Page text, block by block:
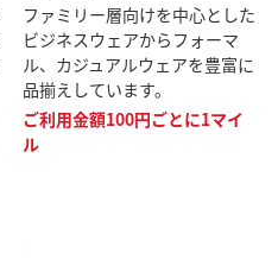
ファミリー層向けを中心とした
ビジネスウェアからフォーマ
ル、カジュアルウェアを豊富に
品揃えしています。
ご利用金額100円ごとに1マイ
ル